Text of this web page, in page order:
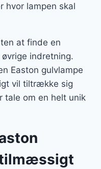
hvor lampen skal
at finde en
indretning.
Easton gulvlampe
vil tiltrække sig
tale om en helt unik